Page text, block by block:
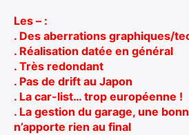
Les – :
. Des aberrations graphiques/
. Réalisation datée en général
. Très redondant
. Pas de drift au Japon
. La car-list… trop européenne !
. La gestion du garage, une
n’apporte rien au final